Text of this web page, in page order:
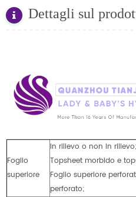
Dettagli sul
Foglio
superiore
In rilievo o non in rilievo;
Topsheet morbido e
Foglio superiore
perforato;